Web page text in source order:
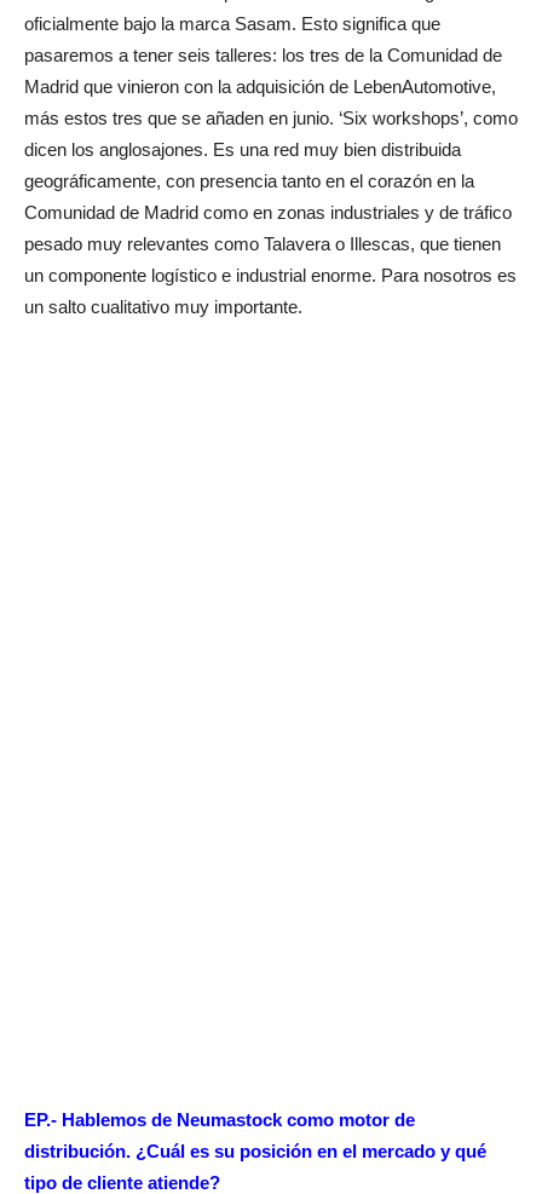
oficialmente bajo la marca Sasam. Esto significa que
pasaremos a tener seis talleres: los tres de la Comunidad de
Madrid que vinieron con la adquisición de LebenAutomotive,
más estos tres que se añaden en junio. ‘Six workshops’, como
dicen los anglosajones. Es una red muy bien distribuida
geográficamente, con presencia tanto en el corazón en la
Comunidad de Madrid como en zonas industriales y de tráfico
pesado muy relevantes como Talavera o Illescas, que tienen
un componente logístico e industrial enorme. Para nosotros es
un salto cualitativo muy importante.
EP.- Hablemos de Neumastock como motor de
distribución. ¿Cuál es su posición en el mercado y qué
tipo de cliente atiende?